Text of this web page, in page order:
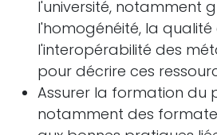
l'université, notamment
l'homogénéité, la qualité
l'interopérabilité des
pour décrire ces
Assurer la formation du
notamment des